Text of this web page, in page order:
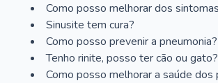
Como posso melhorar dos
Sinusite tem cura?
Como posso prevenir a pneumonia?
Tenho rinite, posso ter cão ou gato?
Como posso melhorar a saúde dos